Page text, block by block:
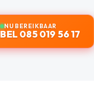
NU BEREIKBAAR
BEL 085 019 56 17